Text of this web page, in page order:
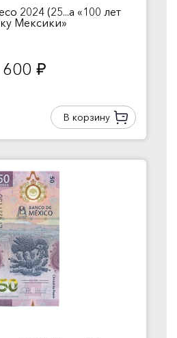
2024 (25...а «100 лет
Мексики»
600 руб.
В корзину